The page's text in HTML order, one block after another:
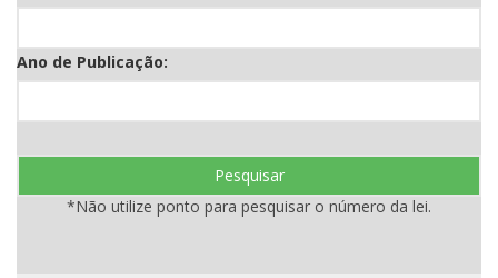
Ano de Publicação:
Pesquisar
*Não utilize ponto para pesquisar o número da lei.